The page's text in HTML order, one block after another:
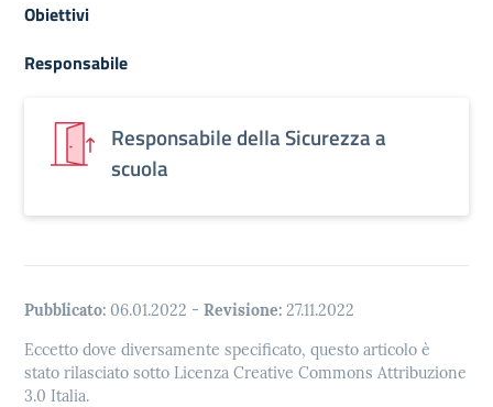
Obiettivi
Responsabile
Responsabile della Sicurezza a
scuola
Pubblicato: 06.01.2022 - Revisione: 27.11.2022
Eccetto dove diversamente specificato, questo articolo è
stato rilasciato sotto Licenza Creative Commons Attribuzione
3.0 Italia.